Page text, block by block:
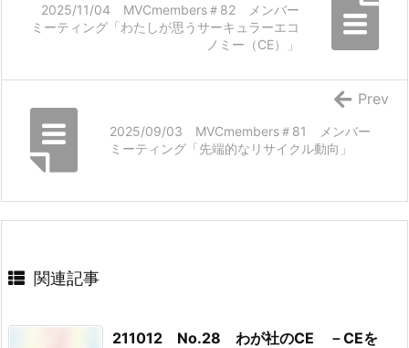
2025/11/04 MVCmembers＃82 メンバー
ミーティング「わたしが思うサーキュラーエコ
ノミー（CE）」
2025/09/03 MVCmembers＃81 メンバー
ミーティング「先端的なリサイクル動向」
Prev
関連記事
211012 No.28 わが社のCE －CEを